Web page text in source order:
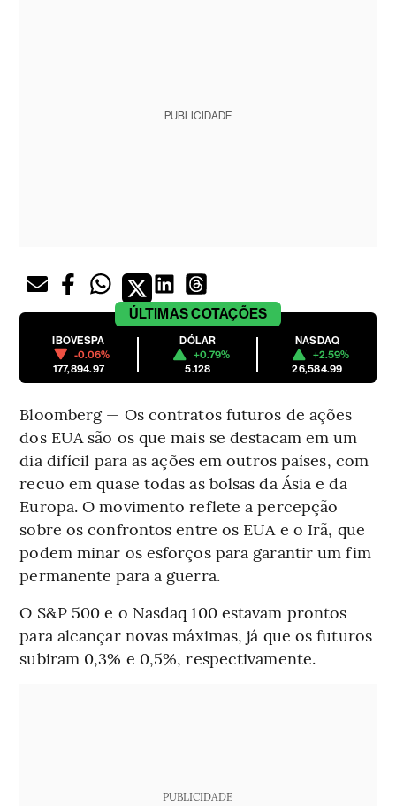
PUBLICIDADE
ÚLTIMASCOTAÇÕES
IBOVESPA
-0.06%
177,894.97
DÓLAR
+0.79%
5.128
NASDAQ
+2.59%
26,584.99
Bloomberg — Os contratos futuros de ações
dos EUA são os que mais se destacam em um
dia difícil para as ações em outros países, com
recuo em quase todas as bolsas da Ásia e da
Europa. O movimento reflete a percepção
sobre os confrontos entre os EUA e o Irã, que
podem minar os esforços para garantir um fim
permanente para a guerra.
O S&P 500 e o Nasdaq 100 estavam prontos
para alcançar novas máximas, já que os futuros
subiram 0,3% e 0,5%, respectivamente.
PUBLICIDADE